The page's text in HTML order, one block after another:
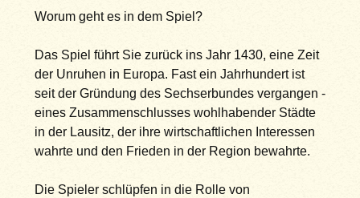
Worum geht es in dem Spiel?
Das Spiel führt Sie zurück ins Jahr 1430, eine Zeit
der Unruhen in Europa. Fast ein Jahrhundert ist
seit der Gründung des Sechserbundes vergangen -
eines Zusammenschlusses wohlhabender Städte
in der Lausitz, der ihre wirtschaftlichen Interessen
wahrte und den Frieden in der Region bewahrte.
Die Spieler schlüpfen in die Rolle von